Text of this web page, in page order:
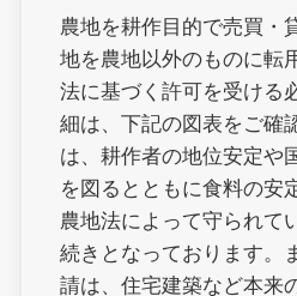
農地を耕作目的で売買・
地を農地以外のものに転
法に基づく許可を受ける
細は、下記の図表をご確
は、耕作者の地位安定や
を図るとともに食料の安
農地法によって守られて
続きとなっております。
請は、住宅建築など本来